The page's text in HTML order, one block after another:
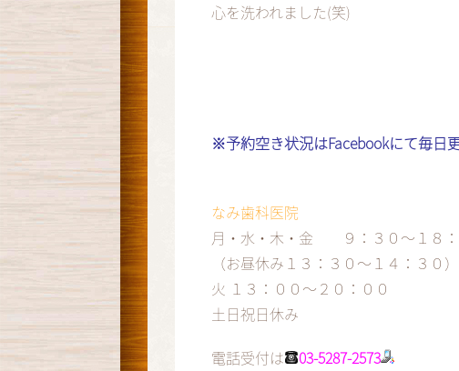
心を洗われました(笑)
※予約空き状況はFacebookにて毎日
なみ歯科医院
月・水・木・金 ９：３０～１８：
（お昼休み１３：３０～１４：３０）
火 １３：００～２０：００
土日祝日休み
電話受付は
03-5287-2573